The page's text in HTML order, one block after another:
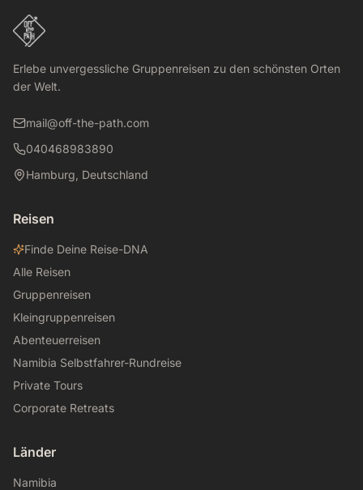
Erlebe unvergessliche Gruppenreisen zu den schönsten Orten
der Welt.
mail@off-the-path.com
040468983890
Hamburg, Deutschland
Reisen
Finde Deine Reise-DNA
Alle Reisen
Gruppenreisen
Kleingruppenreisen
Abenteuerreisen
Namibia Selbstfahrer-Rundreise
Private Tours
Corporate Retreats
Länder
Namibia